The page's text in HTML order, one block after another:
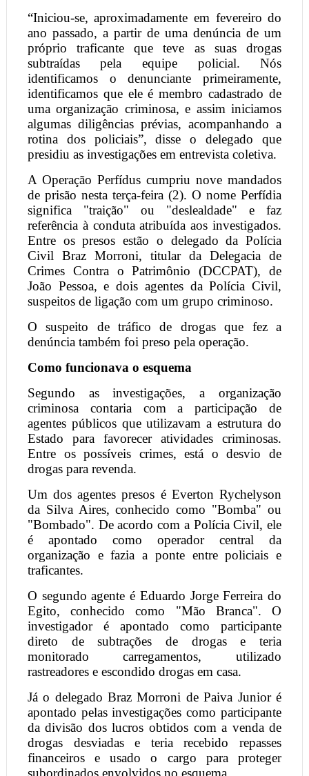
“Iniciou-se, aproximadamente em fevereiro do
ano passado, a partir de uma denúncia de um
próprio traficante que teve as suas drogas
subtraídas pela equipe policial. Nós
identificamos o denunciante primeiramente,
identificamos que ele é membro cadastrado de
uma organização criminosa, e assim iniciamos
algumas diligências prévias, acompanhando a
rotina dos policiais”, disse o delegado que
presidiu as investigações em entrevista coletiva.
A Operação Perfídus cumpriu nove mandados
de prisão nesta terça-feira (2). O nome Perfídia
significa "traição" ou "deslealdade" e faz
referência à conduta atribuída aos investigados.
Entre os presos estão o delegado da Polícia
Civil Braz Morroni, titular da Delegacia de
Crimes Contra o Patrimônio (DCCPAT), de
João Pessoa, e dois agentes da Polícia Civil,
suspeitos de ligação com um grupo criminoso.
O suspeito de tráfico de drogas que fez a
denúncia também foi preso pela operação.
Como funcionava o esquema
Segundo as investigações, a organização
criminosa contaria com a participação de
agentes públicos que utilizavam a estrutura do
Estado para favorecer atividades criminosas.
Entre os possíveis crimes, está o desvio de
drogas para revenda.
Um dos agentes presos é Everton Rychelyson
da Silva Aires, conhecido como "Bomba" ou
"Bombado". De acordo com a Polícia Civil, ele
é apontado como operador central da
organização e fazia a ponte entre policiais e
traficantes.
O segundo agente é Eduardo Jorge Ferreira do
Egito, conhecido como "Mão Branca". O
investigador é apontado como participante
direto de subtrações de drogas e teria
monitorado carregamentos, utilizado
rastreadores e escondido drogas em casa.
Já o delegado Braz Morroni de Paiva Junior é
apontado pelas investigações como participante
da divisão dos lucros obtidos com a venda de
drogas desviadas e teria recebido repasses
financeiros e usado o cargo para proteger
subordinados envolvidos no esquema.